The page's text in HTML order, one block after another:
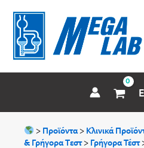
περιεχόμενο
> Προϊόντα> Κλινικά
& Γρήγορα Tεστ> Γρήγορα Τέστ